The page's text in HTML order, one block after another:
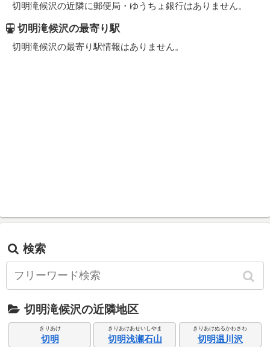
切明滝候沢の近隣に郵便局・ゆうちょ銀行はありません。
切明滝候沢の最寄り駅
切明滝候沢の最寄り駅情報はありません。
検索
切明滝候沢の近隣地区
きりあけ
切明
きりあけあせいしやま
切明浅瀬石山
きりあけぬるかわさわ
切明温川沢